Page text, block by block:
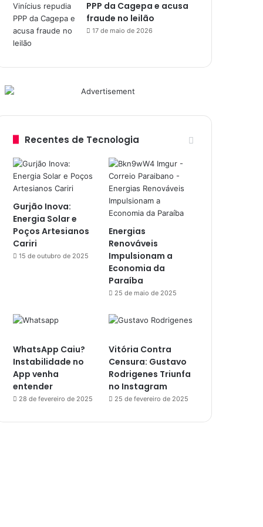
PPP da Cagepa e acusa
fraude no leilão
17 de maio de 2026
Recentes de Tecnologia
Gurjão Inova:
Energia Solar e
Poços Artesianos
Cariri
15 de outubro de 2025
Energias
Renováveis
Impulsionam a
Economia da
Paraíba
25 de maio de 2025
WhatsApp Caiu?
Instabilidade no
App venha
entender
28 de fevereiro de 2025
Vitória Contra
Censura: Gustavo
Rodrigenes Triunfa
no Instagram
25 de fevereiro de 2025